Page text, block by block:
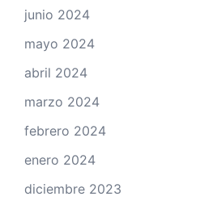
junio 2024
mayo 2024
abril 2024
marzo 2024
febrero 2024
enero 2024
diciembre 2023